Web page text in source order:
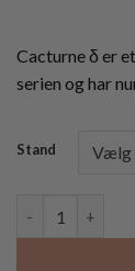
Cacturne δ er
serien og har
Stand